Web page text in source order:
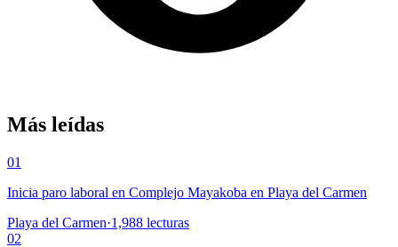
Más leídas
01
Inicia paro laboral en Complejo Mayakoba en Playa del Carmen
Playa del Carmen·1,988 lecturas
02